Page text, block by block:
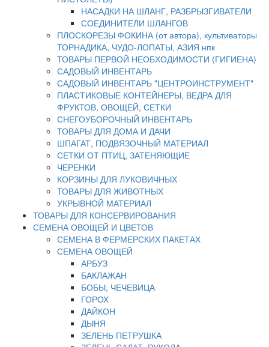
НАСАДКИ НА ШЛАНГ, РАЗБРЫЗГИВАТЕЛИ
СОЕДИНИТЕЛИ ШЛАНГОВ
ПЛОСКОРЕЗЫ ФОКИНА (от автора), культиваторы
ТОРНАДИКА, ЧУДО-ЛОПАТЫ, АЗИЯ нпк
ТОВАРЫ ПЕРВОЙ НЕОБХОДИМОСТИ (ГИГИЕНА)
САДОВЫЙ ИНВЕНТАРЬ
САДОВЫЙ ИНВЕНТАРЬ "ЦЕНТРОИНСТРУМЕНТ"
ПЛАСТИКОВЫЕ КОНТЕЙНЕРЫ, ВЕДРА ДЛЯ
ФРУКТОВ, ОВОЩЕЙ, СЕТКИ
СНЕГОУБОРОЧНЫЙ ИНВЕНТАРЬ
ТОВАРЫ ДЛЯ ДОМА И ДАЧИ
ШПАГАТ, ПОДВЯЗОЧНЫЙ МАТЕРИАЛ
СЕТКИ ОТ ПТИЦ, ЗАТЕНЯЮЩИЕ
ЧЕРЕНКИ
КОРЗИНЫ ДЛЯ ЛУКОВИЧНЫХ
ТОВАРЫ ДЛЯ ЖИВОТНЫХ
УКРЫВНОЙ МАТЕРИАЛ
ТОВАРЫ ДЛЯ КОНСЕРВИРОВАНИЯ
СЕМЕНА ОВОЩЕЙ И ЦВЕТОВ
СЕМЕНА В ФЕРМЕРСКИХ ПАКЕТАХ
СЕМЕНА ОВОЩЕЙ
АРБУЗ
БАКЛАЖАН
БОБЫ, ЧЕЧЕВИЦА
ГОРОХ
ДАЙКОН
ДЫНЯ
ЗЕЛЕНЬ ПЕТРУШКА